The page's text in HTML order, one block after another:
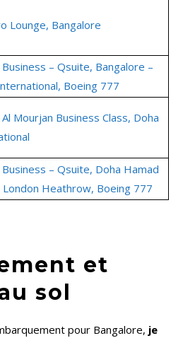
Lounge, Bangalore
– Qsuite, Bangalore –
Boeing 777
Mourjan Business Class, Doha
– Qsuite, Doha Hamad
Heathrow, Boeing 777
et
sol
pour Bangalore, je